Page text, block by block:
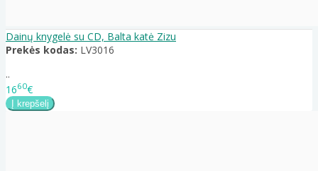
Dainų knygelė su CD, Balta katė Zizu
Prekės kodas: LV3016
..
1660€